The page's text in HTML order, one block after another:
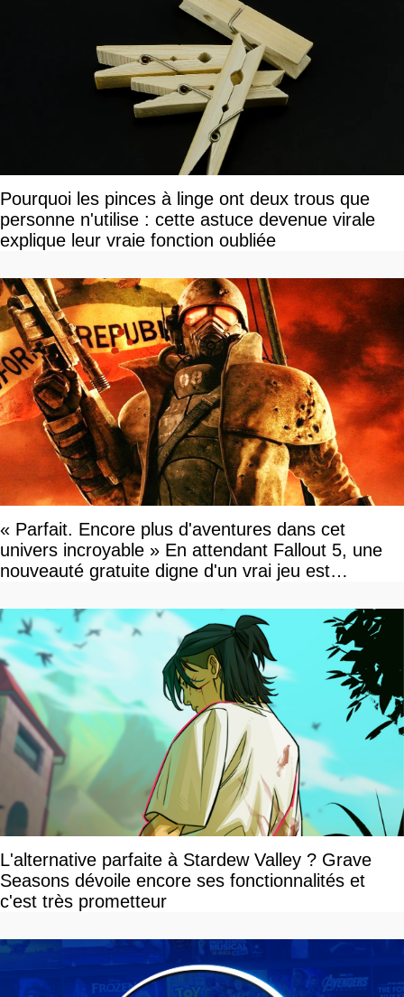
Pourquoi les pinces à linge ont deux trous que
personne n'utilise : cette astuce devenue virale
explique leur vraie fonction oubliée
« Parfait. Encore plus d'aventures dans cet
univers incroyable » En attendant Fallout 5, une
nouveauté gratuite digne d'un vrai jeu est
L'alternative parfaite à Stardew Valley ? Grave
Seasons dévoile encore ses fonctionnalités et
c'est très prometteur